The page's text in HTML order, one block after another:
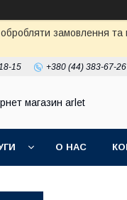
замовлення та
15 +380 (44) 383-67-26
магазин arlet
О НАС